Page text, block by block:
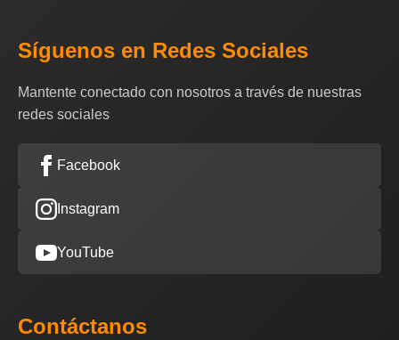
Síguenos en Redes Sociales
Mantente conectado con nosotros a través de nuestras
redes sociales
Facebook
Instagram
YouTube
Contáctanos